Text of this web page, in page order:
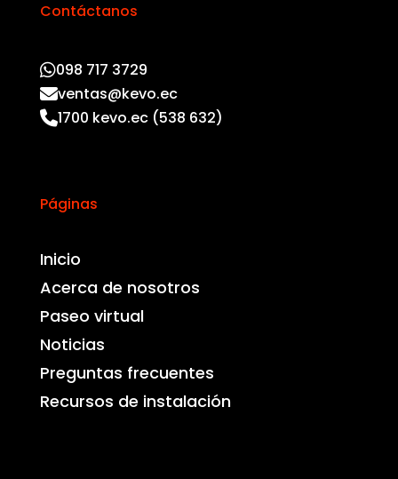
Contáctanos
098 717 3729
ventas@kevo.ec
1700 kevo.ec (538 632)
Páginas
Inicio
Acerca de nosotros
Paseo virtual
Noticias
Preguntas frecuentes
Recursos de instalación